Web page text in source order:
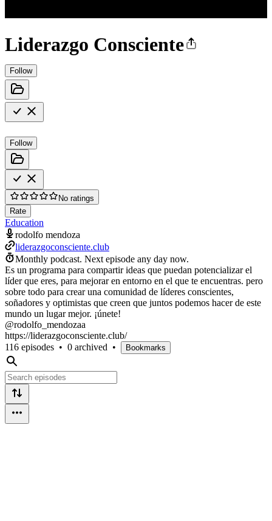
Liderazgo Consciente
Follow
Follow
No ratings
Rate
Education
rodolfo mendoza
liderazgoconsciente.club
Monthly podcast. Next episode any day now.
Es un programa para compartir ideas que puedan potencializar el
líder que eres, para mejorar en entorno en el que te encuentras. pero
sobre todo para crear una comunidad de líderes conscientes,
soñadores y optimistas que creen que juntos podemos hacer de este
mundo un lugar mejor. ¡únete!
@rodolfo_mendozaa
https://liderazgoconsciente.club/
116 episodes • 0 archived • Bookmarks